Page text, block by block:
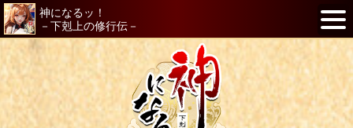
神になるッ！
－下剋上の修行伝－